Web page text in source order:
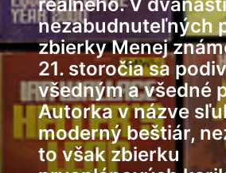
nezabudnuteľných
zbierky Menej
21. storočia sa
všedným a všedné
Autorka v názve
moderný beštiár,
to však zbierku